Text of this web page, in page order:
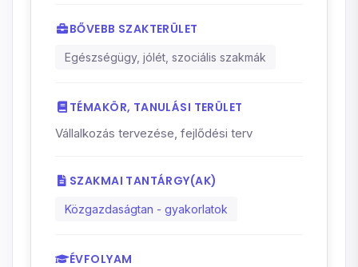
BŐVEBB SZAKTERÜLET
Egészségügy, jólét, szociális szakmák
TÉMAKÖR, TANULÁSI TERÜLET
Vállalkozás tervezése, fejlődési terv
SZAKMAI TANTÁRGY(AK)
Közgazdaságtan - gyakorlatok
ÉVFOLYAM